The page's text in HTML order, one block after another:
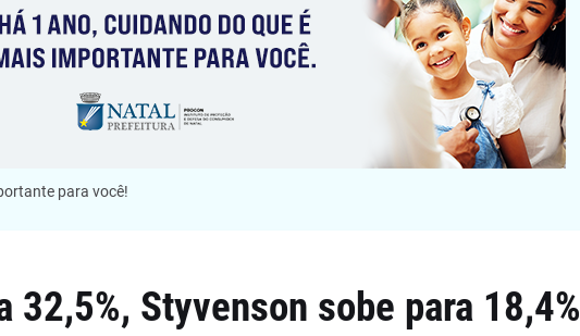
para você!
32,5%, Styvenson sobe para 18,4%